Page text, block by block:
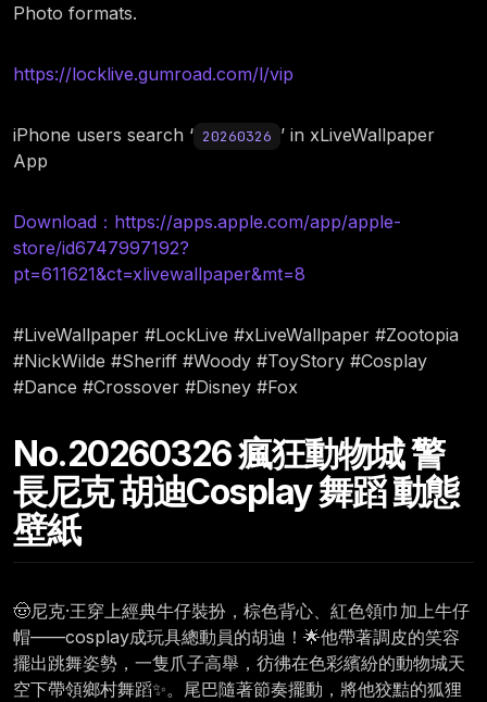
Photo formats.
https://locklive.gumroad.com/l/vip
iPhone users search ‘ 20260326 ’ in xLiveWallpaper
App
Download：https://apps.apple.com/app/apple-
store/id6747997192?
pt=611621&ct=xlivewallpaper&mt=8
#LiveWallpaper #LockLive #xLiveWallpaper #Zootopia
#NickWilde #Sheriff #Woody #ToyStory #Cosplay
#Dance #Crossover #Disney #Fox
No.20260326 瘋狂動物城 警
長尼克 胡迪Cosplay 舞蹈 動態
壁紙
🤠尼克·王穿上經典牛仔裝扮，棕色背心、紅色領巾加上牛仔
帽——cosplay成玩具總動員的胡迪！🌟他帶著調皮的笑容
擺出跳舞姿勢，一隻爪子高舉，彷彿在色彩繽紛的動物城天
空下帶領鄉村舞蹈✨。尾巴隨著節奏擺動，將他狡黠的狐狸